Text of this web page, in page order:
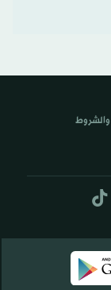
والشروط